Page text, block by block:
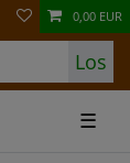
Los
0,00 EUR
☰